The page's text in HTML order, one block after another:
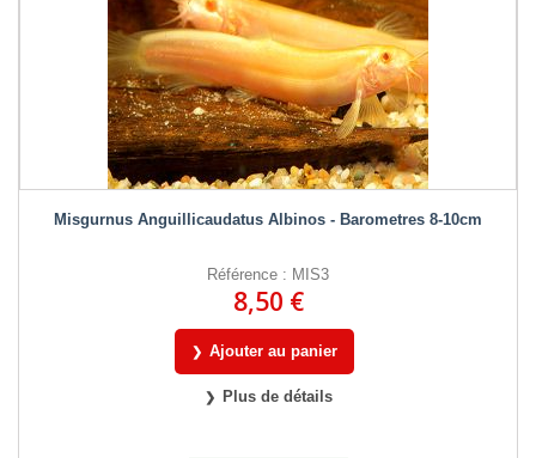
Misgurnus Anguillicaudatus Albinos - Barometres 8-10cm
Référence : MIS3
8,50 €
Ajouter au panier
Plus de détails